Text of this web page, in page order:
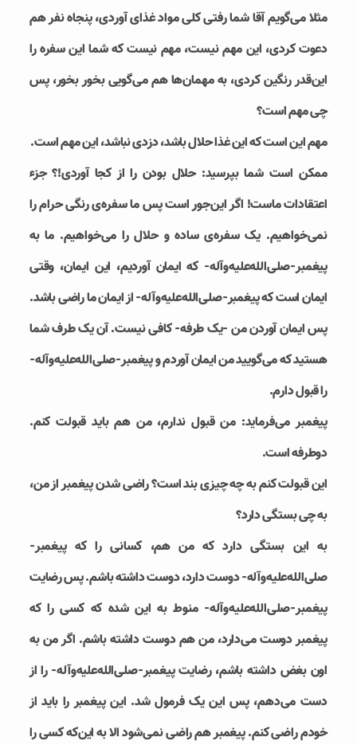
مثلا می‌گویم آقا شما رفتی کلی مواد غذای آوردی، پنجاه نفر هم
دعوت کردی، این مهم نیست، مهم نیست که شما این سفره را
این‌قدر رنگین کردی، به مهمان‌ها هم می‌گویی بخور بخور، پس
چی مهم است؟
مهم این است که این غذا حلال باشد، دزدی نباشد، این مهم است.
ممکن است شما بپرسید: حلال بودن را از کجا آوردی!؟ جزء
اعتقادات ماست! اگر این‌جور است پس ما سفره‌ی رنگی حرام را
نمی‌خواهیم. یک سفره‌ی ساده و حلال را می‌خواهیم. ما به
پیغمبر-صلی‌الله‌علیه‌وآله- که ایمان آوردیم، این ایمان، وقتی
ایمان است که پیغمبر-صلی‌الله‌علیه‌وآله- از ایمان ما راضی باشد.
پس ایمان آوردن من -یک طرفه- کافی نیست. آن یک طرف شما
هستید که می‌گویید من ایمان آوردم و پیغمبر-صلی‌الله‌علیه‌وآله-
را قبول دارم.
پیغمبر می‌فرماید: من قبول ندارم، من هم باید قبولت کنم.
دوطرفه است.
این قبولت کنم به چه چیزی بند است؟ راضی شدن پیغمبر از من،
به چی بستگی دارد؟
به این بستگی دارد که من هم، کسانی را که پیغمبر-
صلی‌الله‌علیه‌وآله- دوست دارد، دوست داشته باشم. پس رضایت
پیغمبر-صلی‌الله‌علیه‌وآله- منوط به این شده که کسی را که
پیغمبر دوست می‌دارد، من هم دوست داشته باشم. اگر من به
اون بغض داشته باشم، رضایت پیغمبر-صلی‌الله‌علیه‌وآله- را از
دست می‌دهم، پس این یک فرمول شد. این پیغمبر را باید از
خودم راضی کنم. پیغمبر هم راضی نمی‌شود الا به این‌که کسی را